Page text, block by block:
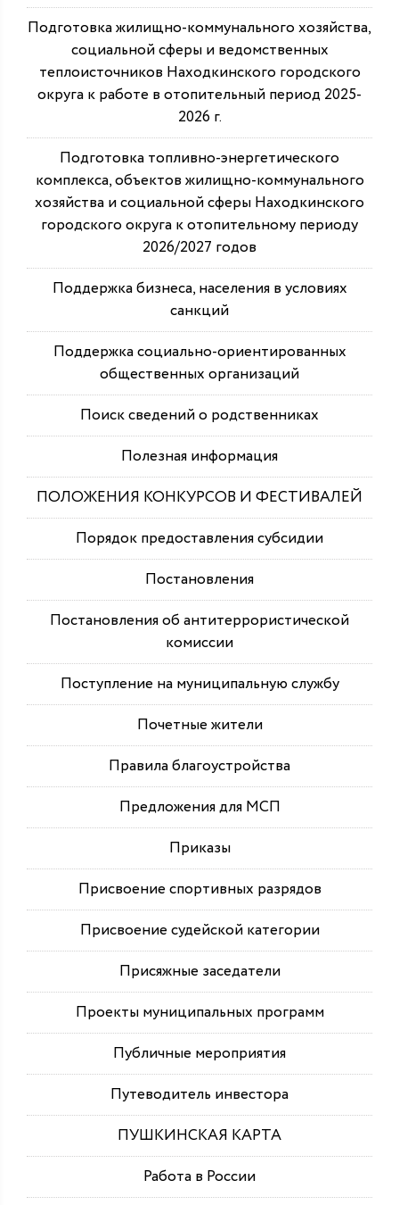
Подготовка жилищно-коммунального хозяйства,
социальной сферы и ведомственных
теплоисточников Находкинского городского
округа к работе в отопительный период 2025-
2026 г.
Подготовка топливно-энергетического
комплекса, объектов жилищно-коммунального
хозяйства и социальной сферы Находкинского
городского округа к отопительному периоду
2026/2027 годов
Поддержка бизнеса, населения в условиях
санкций
Поддержка социально-ориентированных
общественных организаций
Поиск сведений о родственниках
Полезная информация
ПОЛОЖЕНИЯ КОНКУРСОВ И ФЕСТИВАЛЕЙ
Порядок предоставления субсидии
Постановления
Постановления об антитеррористической
комиссии
Поступление на муниципальную службу
Почетные жители
Правила благоустройства
Предложения для МСП
Приказы
Присвоение спортивных разрядов
Присвоение судейской категории
Присяжные заседатели
Проекты муниципальных программ
Публичные мероприятия
Путеводитель инвестора
ПУШКИНСКАЯ КАРТА
Работа в России